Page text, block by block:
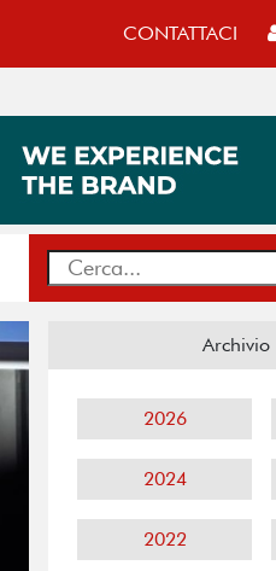
CONTATTACI
Archivio
2026
2024
2022